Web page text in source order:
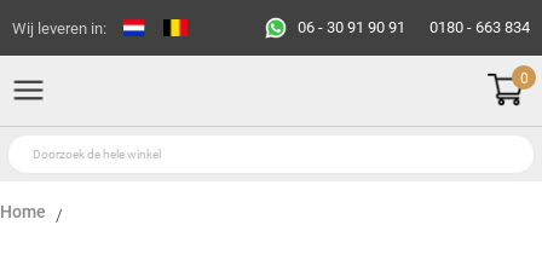
Wij leveren in: 06 - 30 91 90 91 0180 - 663 834
0
Home